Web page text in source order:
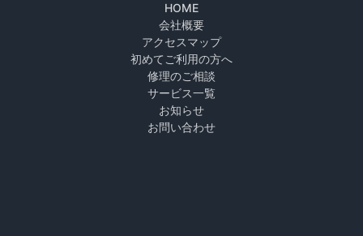
HOME
会社概要
アクセスマップ
初めてご利用の方へ
修理のご相談
サービス一覧
お知らせ
お問い合わせ